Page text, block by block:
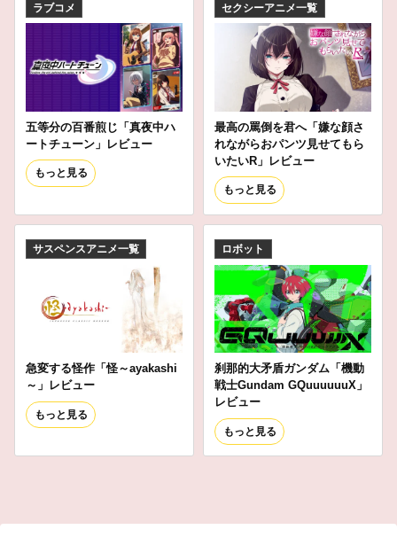
ラブコメ
五等分の百番煎じ「真夜中ハ
ートチューン」レビュー
もっと見る
セクシーアニメ一覧
最高の罵倒を君へ「嫌な顔さ
れながらおパンツ見せてもら
いたいR」レビュー
もっと見る
サスペンスアニメ一覧
急変する怪作「怪～ayakashi
～」レビュー
もっと見る
ロボット
刹那的大矛盾ガンダム「機動
戦士Gundam GQuuuuuuX」
レビュー
もっと見る